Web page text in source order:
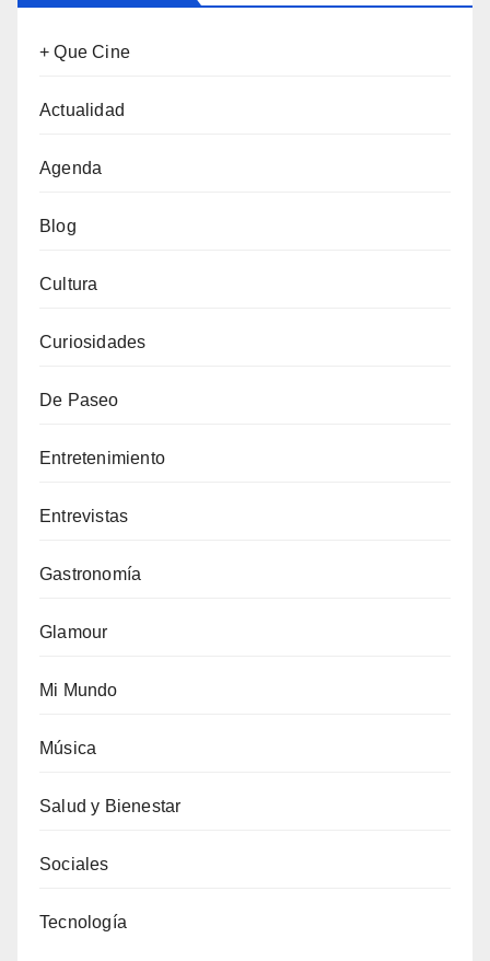
+ Que Cine
Actualidad
Agenda
Blog
Cultura
Curiosidades
De Paseo
Entretenimiento
Entrevistas
Gastronomía
Glamour
Mi Mundo
Música
Salud y Bienestar
Sociales
Tecnología